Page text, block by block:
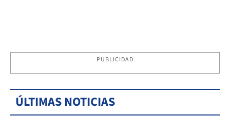
PUBLICIDAD
ÚLTIMAS NOTICIAS